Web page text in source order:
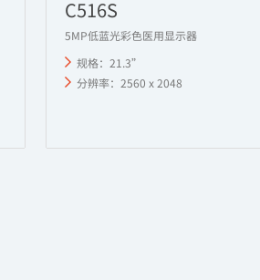
C516S
5MP低蓝光彩色医用显示器
规格：21.3”
分辨率：2560 x 2048